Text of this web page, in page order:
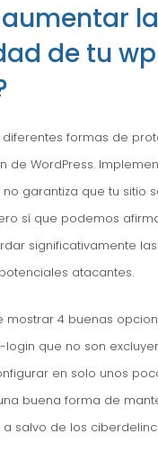
la
de tu
diferentes formas de
de WordPress.
garantiza que tu sitio
sí que podemos
significativamente
atacantes.
mostrar 4 buenas
que no son
en solo unos
buena forma de
salvo de los